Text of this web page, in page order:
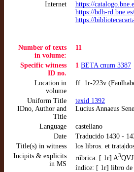
Internet
https://
https://bdh-
https://
Number of texts
in volume:
11
Specific witness
ID no.
1 BETA cnum 3387
Location in
volume
ff. 1r-223v
Uniform Title
IDno, Author and
Title
texid 1392
Lucius Annaeus
Language
castellano
Date
Traducido 1430 -
Title(s) in witness
los libros. et
Incipits & explicits
in MS
rúbrica: [ 1r] A3
índice: [ 1r] libro